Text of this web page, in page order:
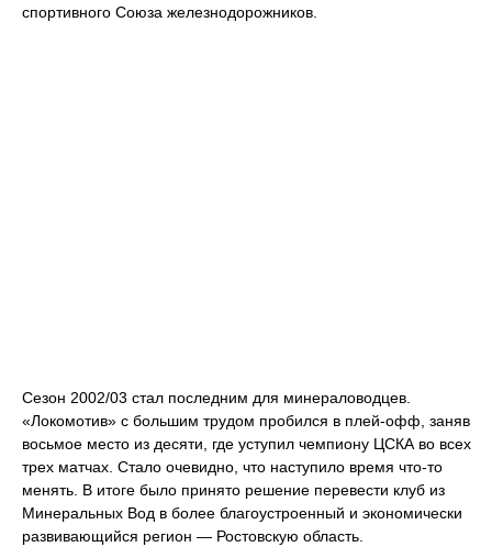
спортивного Союза железнодорожников.
Сезон 2002/03 стал последним для минераловодцев.
«Локомотив» с большим трудом пробился в плей-офф, заняв
восьмое место из десяти, где уступил чемпиону ЦСКА во всех
трех матчах. Стало очевидно, что наступило время что-то
менять. В итоге было принято решение перевести клуб из
Минеральных Вод в более благоустроенный и экономически
развивающийся регион — Ростовскую область.